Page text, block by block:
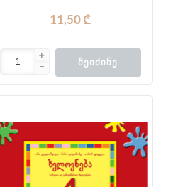
11,50 ₾
ᲨᲔᲘᲫᲘᲜᲔ